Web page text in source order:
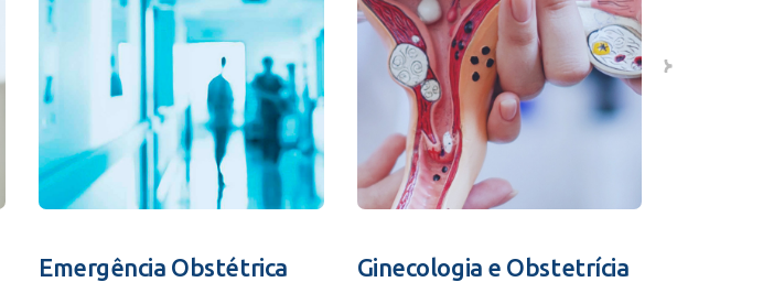
Emergência Obstétrica Ginecologia e Obstetrícia